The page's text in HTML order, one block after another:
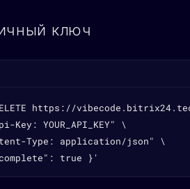
ключ
https://
Key: YOUR_API_KEY" \
Type: application/json" \
true }'